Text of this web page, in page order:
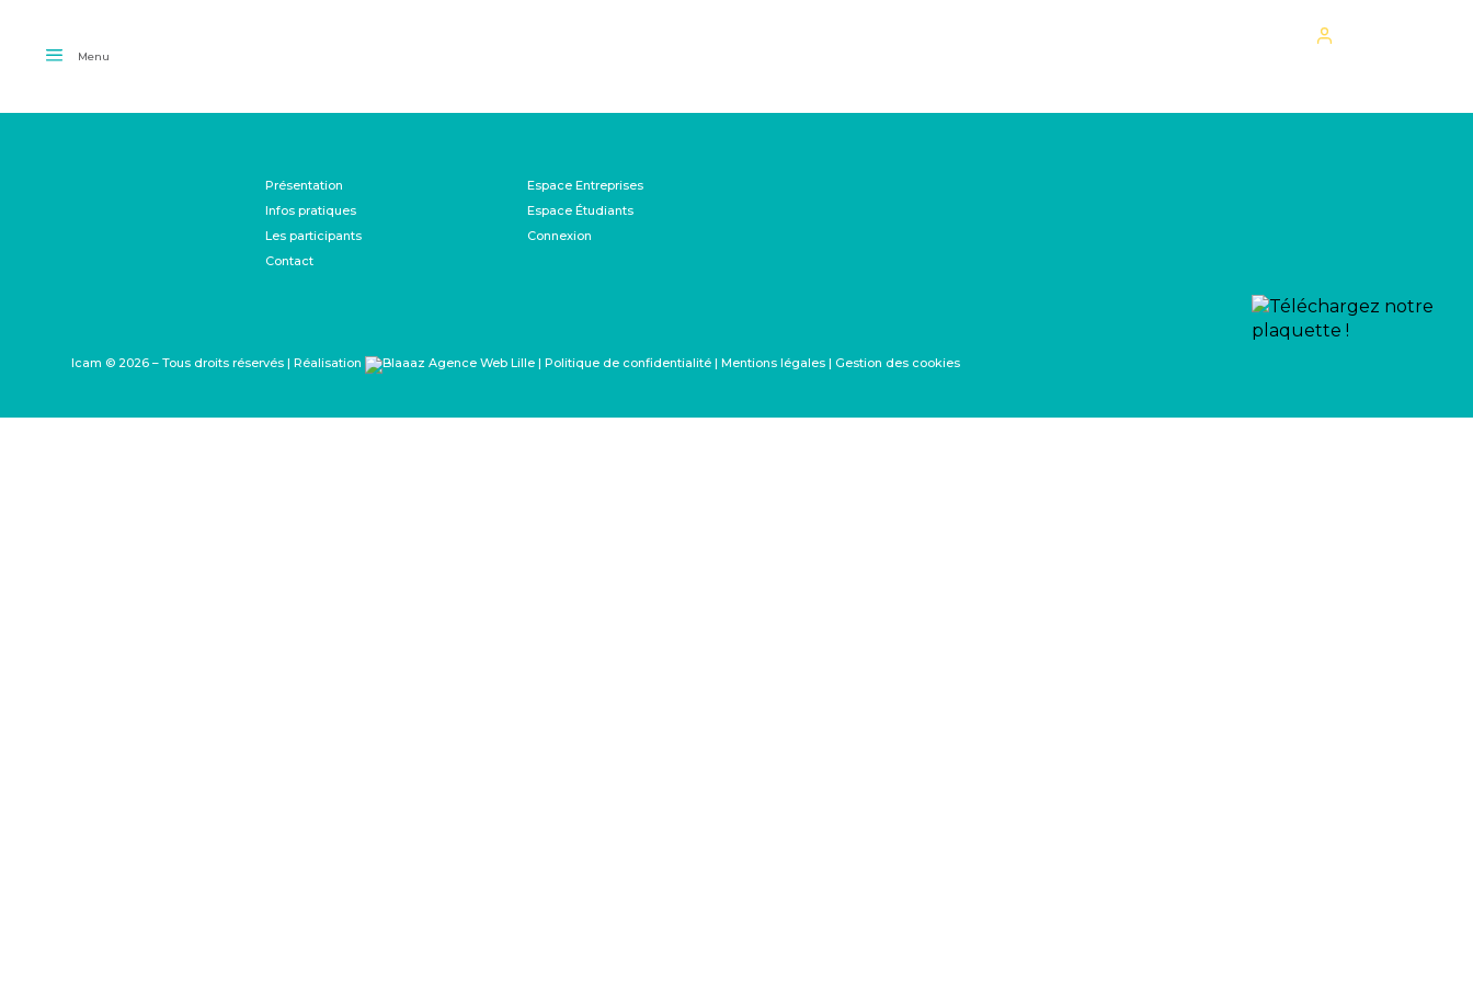
Menu
Présentation
Infos pratiques
Les participants
Contact
Espace Entreprises
Espace Étudiants
Connexion
Icam © 2026 – Tous droits réservés | Réalisation | Politique de confidentialité| Mentions légales| Gestion des cookies